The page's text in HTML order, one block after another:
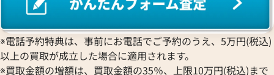
サンローラン カサンドラ 財布 レザー
サンローラン ク
※電話予約特典は、事前にお電話でご予約のうえ、5万円(税込)
以上の買取が成立した場合に適用されます。
※買取金額の増額は、買取金額の35％、上限10万円(税込)まで